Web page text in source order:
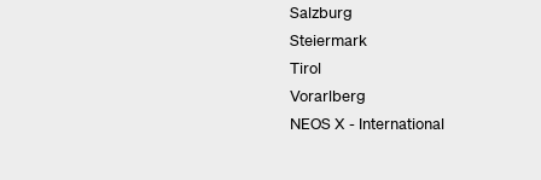
Salzburg
Steiermark
Tirol
Vorarlberg
NEOS X - International